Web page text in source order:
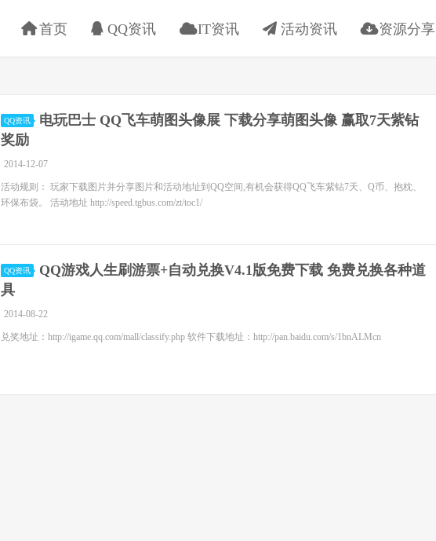
首页 QQ资讯 IT资讯 活动资讯 资源分享
QQ资讯
电玩巴士 QQ飞车萌图头像展 下载分享萌图头像 赢取7天紫钻
奖励
2014-12-07
活动规则： 玩家下载图片并分享图片和活动地址到QQ空间,有机会获得QQ飞车紫钻7天、Q币、抱枕、
环保布袋。 活动地址 http://speed.tgbus.com/zt/toc1/
QQ资讯
QQ游戏人生刷游票+自动兑换V4.1版免费下载 免费兑换各种道
具
2014-08-22
兑奖地址：http://igame.qq.com/mall/classify.php 软件下载地址：http://pan.baidu.com/s/1bnALMcn